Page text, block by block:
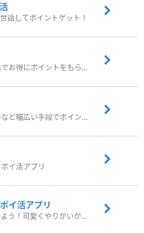
話してポイントゲット！
歩いてポイ活！日常生活でお得にポイントをもらおう
歩いたりアンケート回答など幅広い手段でポイントをゲット
イ活アプリ
イ活アプリ
ペットを育ってポイ活しよう！可愛くやりがいがある新感覚アプリ